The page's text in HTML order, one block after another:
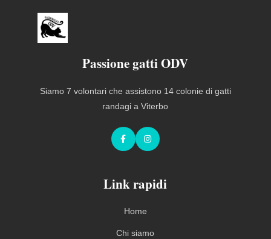
Passione gatti ODV
Siamo 7 volontari che assistono 14 colonie di gatti
randagi a Viterbo
FacebookInstagram
Link rapidi
Home
Chi siamo